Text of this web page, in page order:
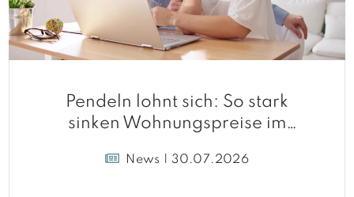
Pendeln lohnt sich: So stark
sinken Wohnungspreise im
News | 30.07.2026